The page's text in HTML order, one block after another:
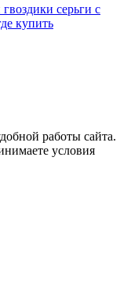
гвоздики серьги с
купить
работы сайта.
условия